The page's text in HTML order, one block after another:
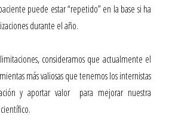
puede estar “repetido” en la base si ha
durante el año.
consideramos que actualmente el
más valiosas que tenemos los internistas
y aportar valor para mejorar nuestra